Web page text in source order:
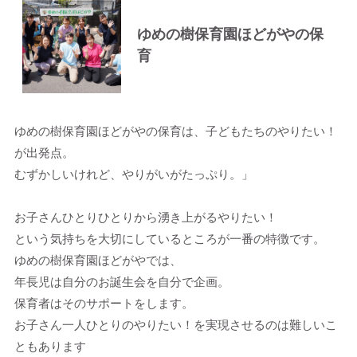
ゆめの樹保育園ほどがやの保
育
ゆめの樹保育園ほどがやの保育は、子どもたちのやりたい！
が出発点。
むずかしいけれど、やりがいがたっぷり。」
お子さんひとりひとりから湧き上がるやりたい！
という気持ちを大切にしているところが一番の特徴です。
ゆめの樹保育園ほどがやでは、
年長児は自分のお誕生会を自分で企画。
保育者はそのサポートをします。
お子さん一人ひとりのやりたい！を実現させるのは難しいこ
ともあります